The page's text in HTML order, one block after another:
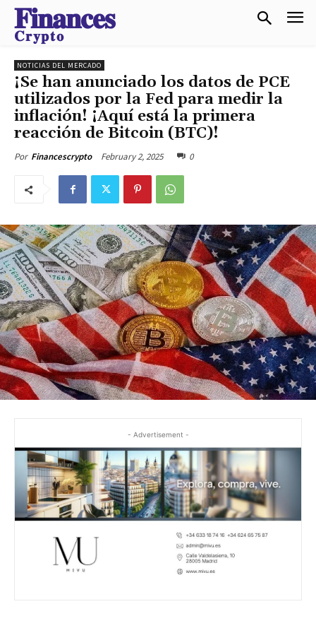
𝐅𝐢𝐧𝐚𝐧𝐜𝐞𝐬
𝐂𝐫𝐲𝐩𝐭𝐨
NOTICIAS DEL MERCADO
¡Se han anunciado los datos de PCE
utilizados por la Fed para medir la
inflación! ¡Aquí está la primera
reacción de Bitcoin (BTC)!
Por Financescrypto February 2, 2025 0
- Advertisement -